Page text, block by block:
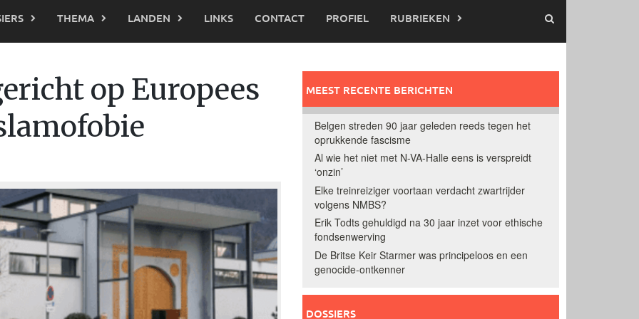
THEMA LANDEN LINKS CONTACT PROFIEL RUBRIEKEN
op Europees
MEEST RECENTE BERICHTEN
Belgen streden 90 jaar geleden reeds tegen het
oprukkende fascisme
Al wie het niet met N-VA-Halle eens is verspreidt
‘onzin’
Elke treinreiziger voortaan verdacht zwartrijder
volgens NMBS?
Erik Todts gehuldigd na 30 jaar inzet voor ethische
fondsenwerving
De Britse Keir Starmer was principeloos en een
genocide-ontkenner
DOSSIERS